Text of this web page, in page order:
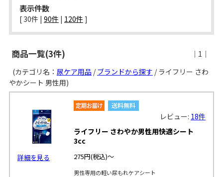
表示件数
[ 30件 | 90件 | 120件 ]
商品一覧(3件)
｜1｜
(カテゴリ名： 尿ケア用品 /ブランドから探す / ライフリー さわ
やかシート 男性用)
詳細を見る
レビュー: 18件
ライフリー さわやか男性用快適シート
3cc
275円(税込)～
男性専用の軽い尿もれケアシート